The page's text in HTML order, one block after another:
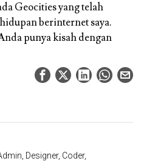
Geocities yang telah
berinternet saya.
punya kisah dengan
Designer, Coder,